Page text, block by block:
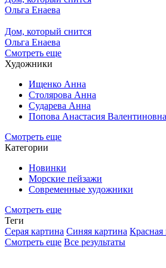
Ольга Енаева
Дом, который снится
Ольга Енаева
Смотреть еще
Художники
Ищенко Анна
Столярова Анна
Сударева Анна
Попова Анастасия
Смотреть еще
Категории
Новинки
Морские пейзажи
Современные художники
Смотреть еще
Теги
Серая картина Синяя картина Красная
Смотреть еще Все результаты